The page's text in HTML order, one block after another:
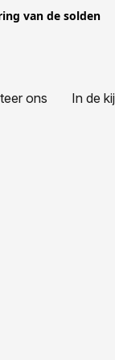
van de solden
ons In de